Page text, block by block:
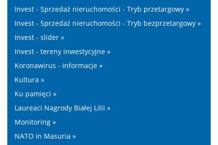
Invest - Sprzedaż nieruchomości - Tryb przetargowy »
Invest - Sprzedaż nieruchomości - Tryb bezprzetargowy »
Invest - slider »
Invest - tereny inwestycyjne »
Koronawirus - informacje »
Kultura »
Ku pamięci »
Laureaci Nagrody Białej Lilii »
Monitoring »
NATO in Masuria »